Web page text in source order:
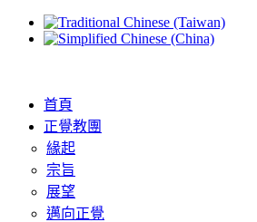
首頁
正覺教團
緣起
宗旨
展望
邁向正覺